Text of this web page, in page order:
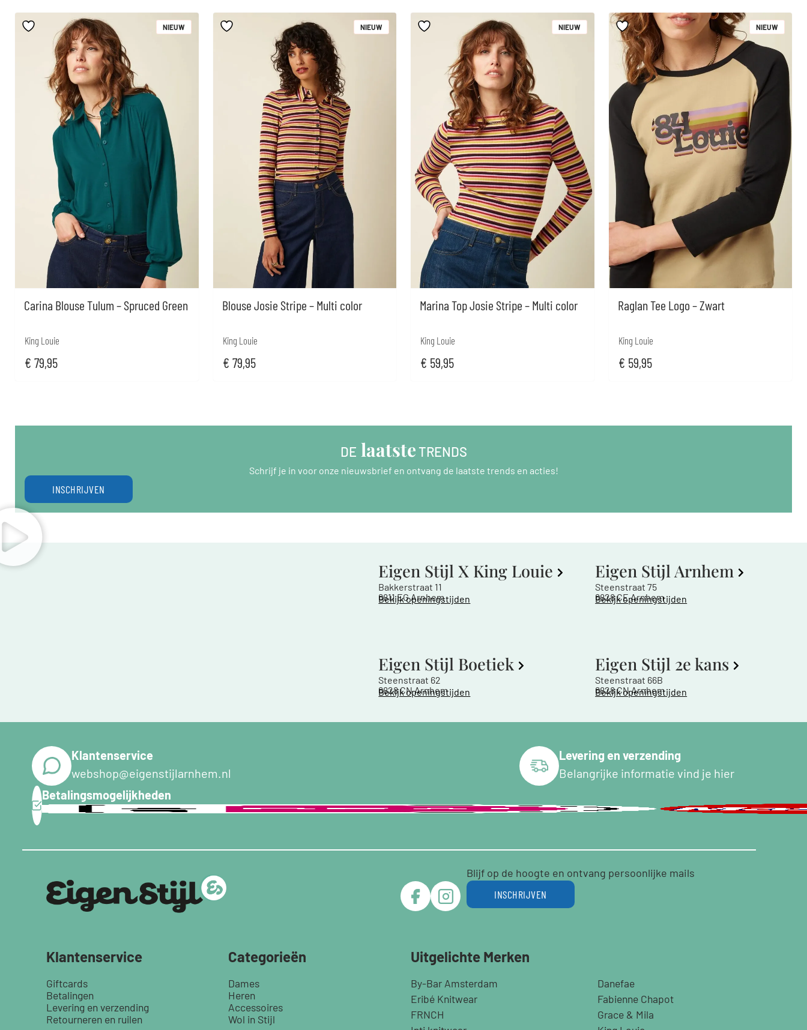
Carina Blouse Tulum – Spruced Green
King Louie
€ 79,95
NIEUW
Blouse Josie Stripe – Multi color
King Louie
€ 79,95
NIEUW
Marina Top Josie Stripe – Multi color
King Louie
€ 59,95
NIEUW
Raglan Tee Logo – Zwart
King Louie
€ 59,95
NIEUW
DE laatste TRENDS
Schrijf je in voor onze nieuwsbrief en ontvang de laatste trends en acties!
INSCHRIJVEN
Eigen Stijl X King Louie
Bakkerstraat 11
6811 EG Arnhem
Bekijk openingstijden
Eigen Stijl Arnhem
Steenstraat 75
6828 CE Arnhem
Bekijk openingstijden
Eigen Stijl Boetiek
Steenstraat 62
6828 CN Arnhem
Bekijk openingstijden
Eigen Stijl 2e kans
Steenstraat 66B
6828 CN Arnhem
Bekijk openingstijden
Klantenservice
webshop@eigenstijlarnhem.nl
Levering en verzending
Belangrijke informatie vind je hier
Betalingsmogelijkheden
Blijf op de hoogte en ontvang persoonlijke mails
INSCHRIJVEN
Klantenservice
Giftcards
Betalingen
Levering en verzending
Retourneren en ruilen
Categorieën
Dames
Heren
Accessoires
Wol in Stijl
Uitgelichte Merken
By-Bar Amsterdam
Danefae
Eribé Knitwear
Fabienne Chapot
FRNCH
Grace & Mila